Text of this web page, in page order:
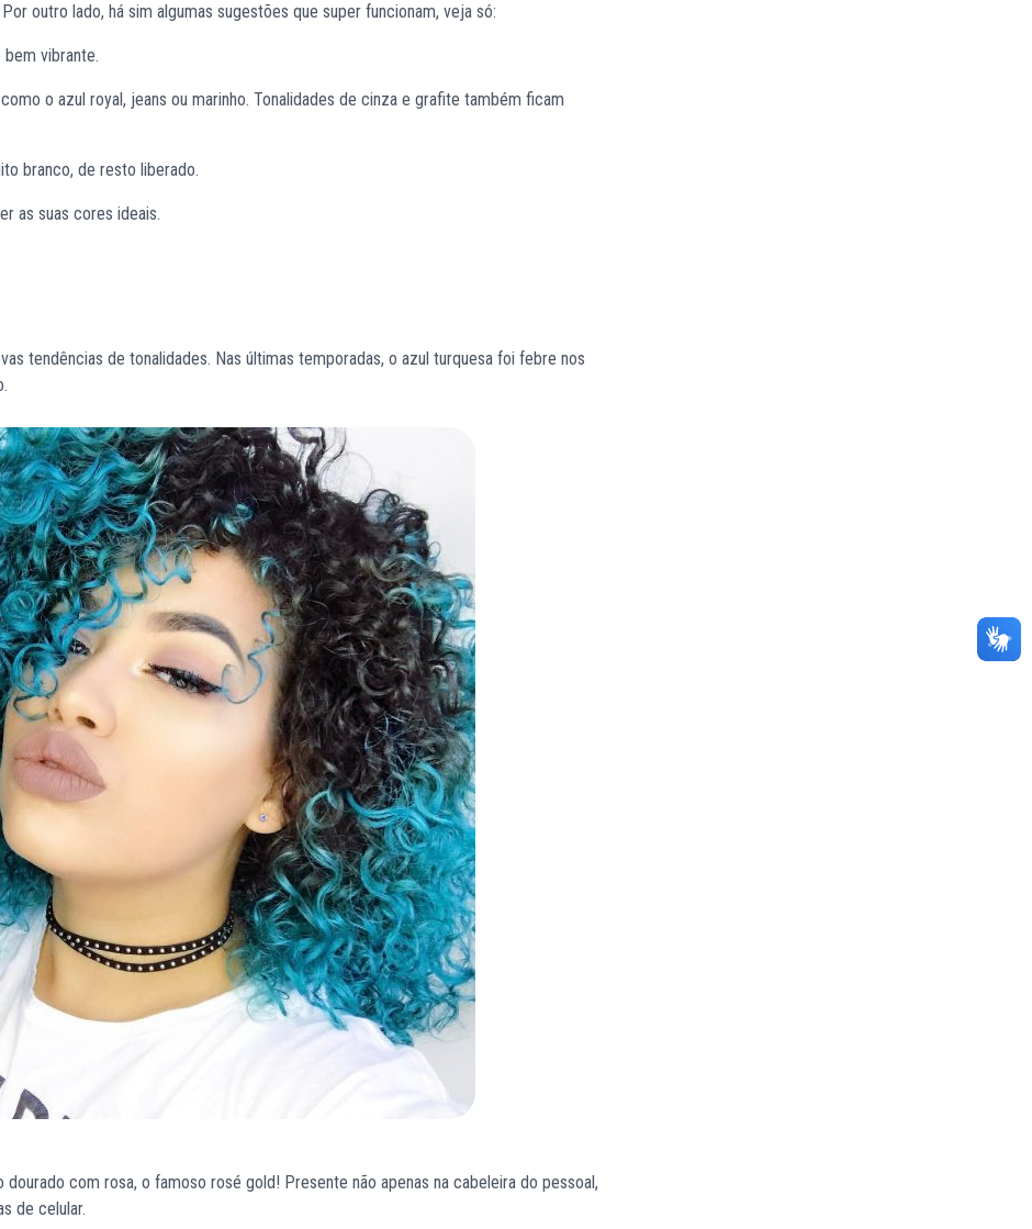
outro lado, há sim algumas sugestões que super funcionam, veja só:
vibrante.
o azul royal, jeans ou marinho. Tonalidades de cinza e grafite também ficam
branco, de resto liberado.
as suas cores ideais.
tendências de tonalidades. Nas últimas temporadas, o azul turquesa foi febre nos
com rosa, o famoso rosé gold! Presente não apenas na cabeleira do pessoal,
de celular.